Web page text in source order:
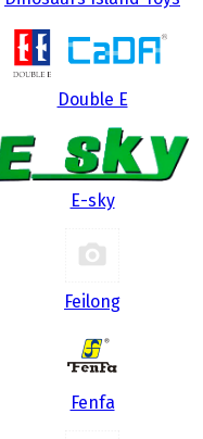
Double E
E-sky
Feilong
Fenfa